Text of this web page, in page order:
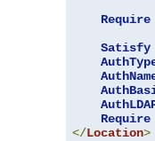
Require
Satisfy
Require
</Location>